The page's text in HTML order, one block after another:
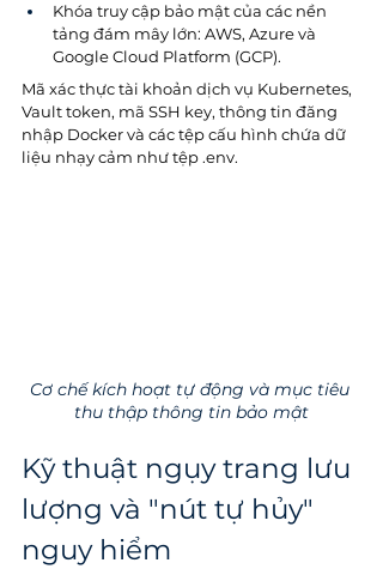
Khóa truy cập bảo mật của các nền
tảng đám mây lớn: AWS, Azure và
Google Cloud Platform (GCP).
Mã xác thực tài khoản dịch vụ Kubernetes,
Vault token, mã SSH key, thông tin đăng
nhập Docker và các tệp cấu hình chứa dữ
liệu nhạy cảm như tệp .env.
Cơ chế kích hoạt tự động và mục tiêu
thu thập thông tin bảo mật
Kỹ thuật ngụy trang lưu
lượng và "nút tự hủy"
nguy hiểm